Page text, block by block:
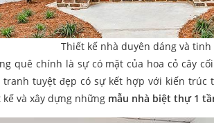
Thiết kế nhà duyên dáng và tinh
quê chính là sự có mặt của hoa cỏ cây
tuyệt đẹp có sự kết hợp với kiến trúc
và xây dựng những mẫu nhà biệt thự 1